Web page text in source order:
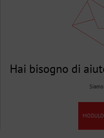
Hai bisogno di